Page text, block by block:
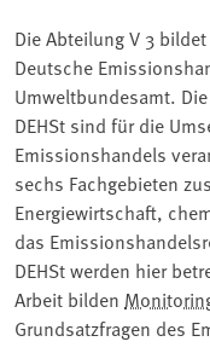
Die Abteilung V 3
Deutsche
Umweltbundesamt.
DEHSt sind für die
Emissionshandels
sechs Fachgebieten
Energiewirtschaft,
das
DEHSt werden hier
Arbeit bilden
Grundsatzfragen des